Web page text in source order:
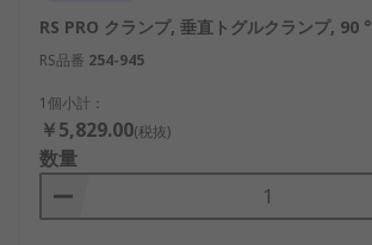
RS PRO クランプ, 垂直トグルクランプ, 90 °
RS品番 254-945
1個小計：
￥5,829.00(税抜)
数量